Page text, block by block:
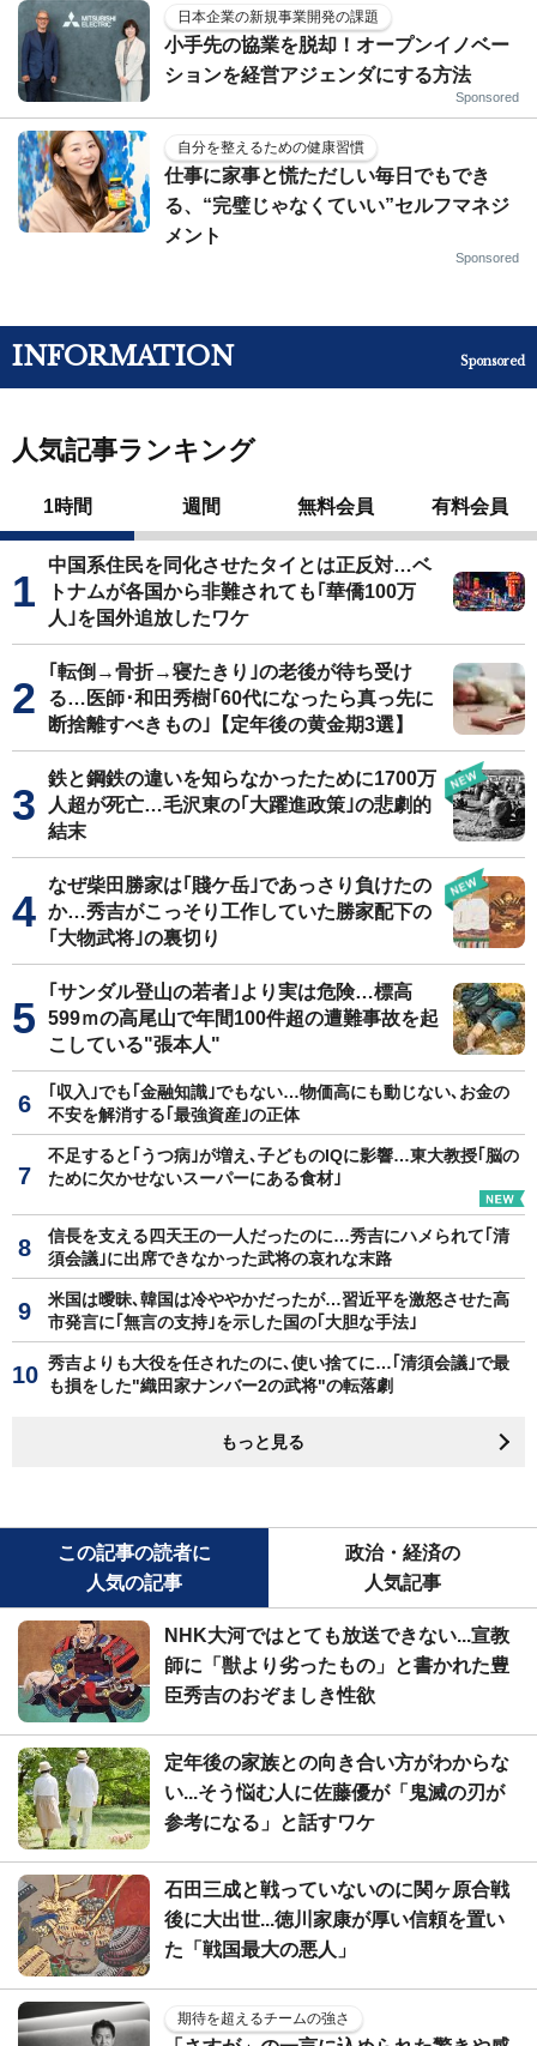
日本企業の新規事業開発の課題
小手先の協業を脱却！オープンイノベー
ションを経営アジェンダにする方法
Sponsored
自分を整えるための健康習慣
仕事に家事と慌ただしい毎日でもでき
る、“完璧じゃなくていい”セルフマネジ
メント
Sponsored
INFORMATION Sponsored
人気記事ランキング
1時間 週間 無料会員 有料会員
中国系住民を同化させたタイとは正反対…ベ
トナムが各国から非難されても｢華僑100万
人｣を国外追放したワケ
｢転倒→骨折→寝たきり｣の老後が待ち受け
る…医師･和田秀樹｢60代になったら真っ先に
断捨離すべきもの｣【定年後の黄金期3選】
鉄と鋼鉄の違いを知らなかったために1700万
人超が死亡…毛沢東の｢大躍進政策｣の悲劇的
結末
なぜ柴田勝家は｢賤ケ岳｣であっさり負けたの
か…秀吉がこっそり工作していた勝家配下の
｢大物武将｣の裏切り
｢サンダル登山の若者｣より実は危険…標高
599ｍの高尾山で年間100件超の遭難事故を起
こしている"張本人"
｢収入｣でも｢金融知識｣でもない…物価高にも動じない､お金の
不安を解消する｢最強資産｣の正体
不足すると｢うつ病｣が増え､子どものIQに影響…東大教授｢脳の
ために欠かせないスーパーにある食材｣
信長を支える四天王の一人だったのに…秀吉にハメられて｢清
須会議｣に出席できなかった武将の哀れな末路
米国は曖昧､韓国は冷ややかだったが…習近平を激怒させた高
市発言に｢無言の支持｣を示した国の｢大胆な手法｣
秀吉よりも大役を任されたのに､使い捨てに…｢清須会議｣で最
も損をした"織田家ナンバー2の武将"の転落劇
もっと見る
この記事の読者に
人気の記事
政治・経済の
人気記事
NHK大河ではとても放送できない...宣教
師に「獣より劣ったもの」と書かれた豊
臣秀吉のおぞましき性欲
定年後の家族との向き合い方がわからな
い...そう悩む人に佐藤優が「鬼滅の刃が
参考になる」と話すワケ
石田三成と戦っていないのに関ヶ原合戦
後に大出世...徳川家康が厚い信頼を置い
た「戦国最大の悪人」
期待を超えるチームの強さ